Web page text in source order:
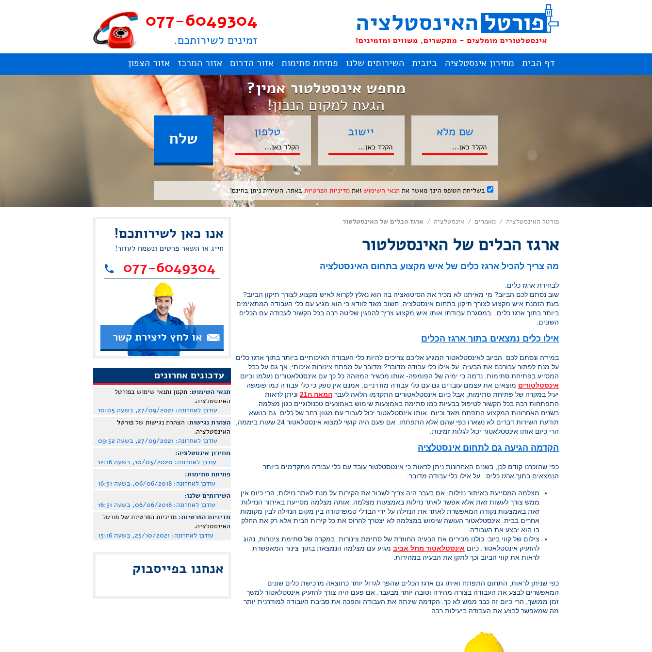
077-6049304
זמינים לשירותכם.
דף הבית מחירון אינסטלציה ביובית השירותים שלנו פתיחת סתימות אזור הדרום אזור המרכז אזור הצפון
מחפש אינסטלטור אמין?
הגעת למקום הנכון!
שם מלא יישוב טלפון
בשליחת הטופס הינך מאשר את תנאי השימוש ואת מדיניות הפרטיותבאתר. השירות ניתן בחינם!
פורטל האינסטלציה / מאמרים / אינסטלציה / ארגז הכלים של האינסטלטור
ארגז הכלים של האינסטלטור
מה צריך להכיל ארגז כלים של איש מקצוע בתחום האינסטלציה
לבחירת ארגז כלים.
שוב נסתם לכם הביוב? מי מאיתנו לא מכיר את הסיטואציה בה הוא נאלץ לקרוא לאיש מקצוע לצורך תיקון הביוב?
בעת הזמנת איש מקצוע לצורך תיקון בתחום אינסטלציה, חשוב מאד לוודא כי הוא מגיע עם כלי העבודה המתאימים
ביותר בתוך ארגז כלים. במסגרת עבודתו אותו איש מקצוע צריך להפגין שליטה רבה בכל הקשור לעבודה עם הכלים
השונים.
אילו כלים נמצאים בתוך ארגז הכלים
במידה ונסתם לכם הביוב לאינסטלאטור המגיע אליכם צריכים להיות כלי העבודה האיכותיים ביותר בתוך ארגז כלים
על מנת לפתור עבורכם את הבעיה. על אילו כלי עבודה מדובר? מדובר על מפתח צינורות איכותי, אך גם על כבל
המסייע בפתיחת סתימות. נדמה כי ימיה של הפומפה- אותו מכשיר המזוהה כל כך עם אינסטלאטורים נעלמו וכיום
אינסטלטורים מוצאים את עצמם עובדים גם עם כלי עבודה מודרניים. אמנם אין ספק כי כלי עבודה כמו פומפה
יעיל במקרה של פתיחת סתימות, אבל כיום אינסטלאטורים התקדמו הלאה לעבר המאה ה21
וניתן לראות
התפתחות רבה בכל הקשור לטיפול בבעיות כמו סתימה באמצעות שימוש באמצעים טכנולוגיים כגון מצלמה.
בשנים האחרונות המקצוע התפתח מאד וכיום אותו אינסטלאטור יכול לעבוד עם מגוון רחב של כלים. גם בנושא
תודעת השירות דברים לא נשארו כפי שהם אלא התפתחו. אם פעם היה קושי למצוא אינסטלאטור 24 שעות ביממה,
הרי כיום אותו אינסטלאטור יכול לגלות זמינות.
הקדמה הגיעה גם לתחום אינסטלציה
כפי שהזכרנו קודם לכן, בשנים האחרונות ניתן לראות כי אינטסטלטור עובד עם כלי עבודה מתקדמים ביותר
הנמצאים בתוך ארגז כלים. על אילו כלי עבודה מדובר:
מצלמה המסייעת באיתור נזילות: אם בעבר היה צריך לשבור את הקירות על מנת לאתר נזילות, הרי כיום אין
ממש צורך לעשות זאת אלא אפשר לאתר נזילות באמצעות מצלמה. אותה מצלמה מסייעת באיתור הנזילות
זאת באמצעות נקודה המאפשרת לאתר את הנזילה על ידי הבדלי טמפרטורה בין מקום הנזילה לבין מקומות
אחרים בבית. אינסטלאטור העושה שימוש במצלמה לא יצטרך להרוס את כל קירות הבית אלא רק את החלק
בו הוא יבצע את העבודה.
צילום של קווי ביוב: כולנו מכירים את הבעיה החוזרת של סתימת צינורות. במקרה של סתימת צינורות, נהוג
להזעיק אינסטלאטור. כיום אינסטלאטור מתל אביב מגיע עם מצלמה הנמצאת בתוך צינור המאפשרת
לראות את קווי הביוב וכך לתקן את הבעיה במהירות.
כפי שניתן לראות, התחום התפתח ואיתו גם ארגז הכלים שהפך לגדול יותר כתוצאה מרכישת כלים שונים
המאפשרים לבצע את העבודה בצורה מהירה וטובה יותר מבעבר. אם פעם היה צורך להזעיק אינסטלאטור למשך
זמן ממושך, הרי כיום זה כבר ממש לא כך. הקדמה שינתה את העבודה והפכה את סביבת העבודה למודרנית יותר
מה שמאפשר לבצע את העבודה ביעילות רבה.
אנו כאן לשירותכם!
חייג או השאר פרטים ונשמח לעזור!
077-6049304
או לחץ ליצירת קשר
עדכונים אחרונים
תנאי השימוש: תקנון ותנאי שימוש בפורטל
האינסטלציה.
עודכן לאחרונה: 27/09/2021, בשעה 10:05
הצהרת נגישות: הצהרת נגישות של פורטל
האינסטלציה.
עודכן לאחרונה: 27/09/2021, בשעה 09:52
מחירון אינסטלציה:
עודכן לאחרונה: 10/03/2020, בשעה 12:16
פתיחת סתימות:
עודכן לאחרונה: 06/06/2018, בשעה 16:31
השירותים שלנו:
עודכן לאחרונה: 06/06/2018, בשעה 16:31
מדיניות הפרטיות: מדיניות הפרטיות של פורטל
האינסטלציה.
עודכן לאחרונה: 25/10/2021, בשעה 13:16
אנחנו בפייסבוק